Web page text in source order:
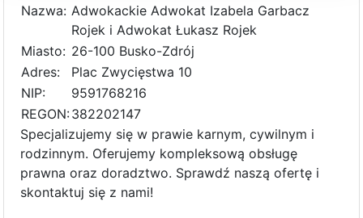
Nazwa: Adwokackie Adwokat Izabela Garbacz
Rojek i Adwokat Łukasz Rojek
Miasto: 26-100 Busko-Zdrój
Adres:
Plac Zwycięstwa 10
NIP:
9591768216
REGON:382202147
Specjalizujemy się w prawie karnym, cywilnym i
rodzinnym. Oferujemy kompleksową obsługę
prawna oraz doradztwo. Sprawdź naszą ofertę i
skontaktuj się z nami!